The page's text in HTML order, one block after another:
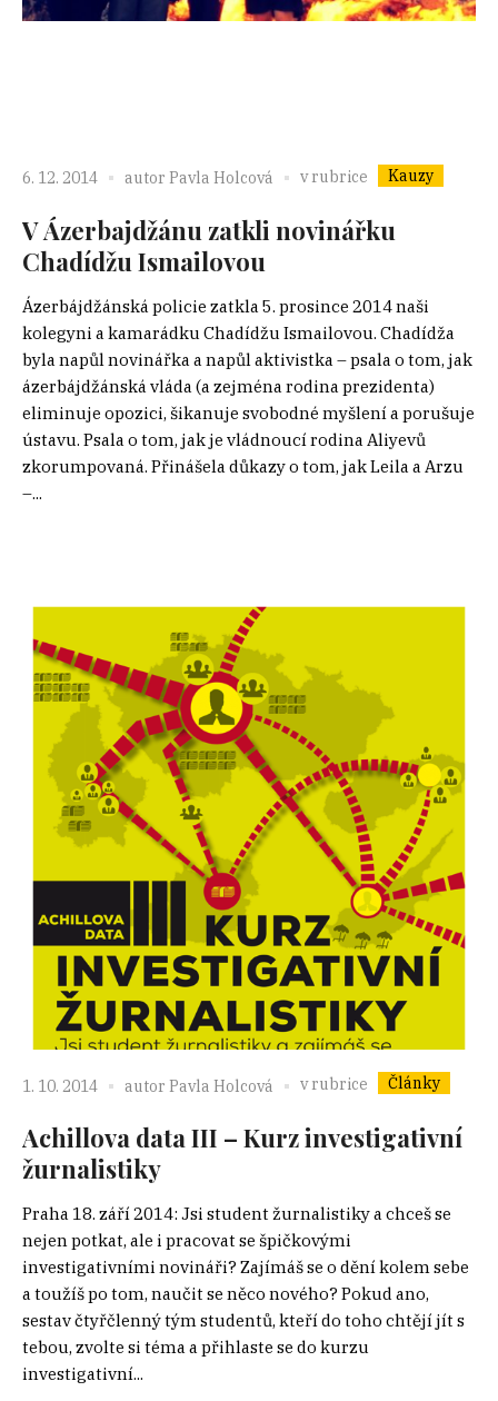
6. 12. 2014 autor Pavla Holcová v rubrice Kauzy
V Ázerbajdžánu zatkli novinářku
Chadídžu Ismailovou
Ázerbájdžánská policie zatkla 5. prosince 2014 naši
kolegyni a kamarádku Chadídžu Ismailovou. Chadídža
byla napůl novinářka a napůl aktivistka – psala o tom, jak
ázerbájdžánská vláda (a zejména rodina prezidenta)
eliminuje opozici, šikanuje svobodné myšlení a porušuje
ústavu. Psala o tom, jak je vládnoucí rodina Aliyevů
zkorumpovaná. Přinášela důkazy o tom, jak Leila a Arzu
–...
1. 10. 2014 autor Pavla Holcová v rubrice Články
Achillova data III – Kurz investigativní
žurnalistiky
Praha 18. září 2014: Jsi student žurnalistiky a chceš se
nejen potkat, ale i pracovat se špičkovými
investigativními novináři? Zajímáš se o dění kolem sebe
a toužíš po tom, naučit se něco nového? Pokud ano,
sestav čtyřčlenný tým studentů, kteří do toho chtějí jít s
tebou, zvolte si téma a přihlaste se do kurzu
investigativní...